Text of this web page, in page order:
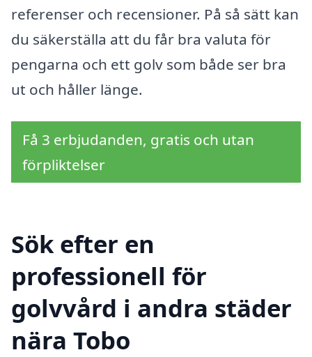
referenser och recensioner. På så sätt kan
du säkerställa att du får bra valuta för
pengarna och ett golv som både ser bra
ut och håller länge.
Få 3 erbjudanden, gratis och utan
förpliktelser
Sök efter en
professionell för
golvvård i andra städer
nära Tobo